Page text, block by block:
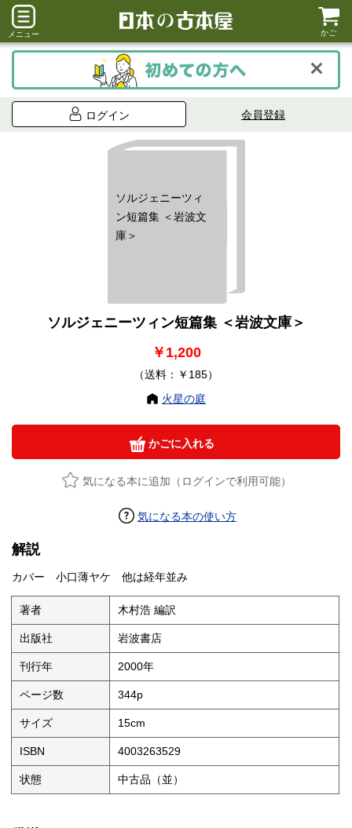
メニュー かご
ログイン 会員登録
ソルジェニーツィ
ン短篇集 ＜岩波文
庫＞
ソルジェニーツィン短篇集 ＜岩波文庫＞
￥1,200
（送料：￥185）
火星の庭
かごに入れる
気になる本に追加（ログインで利用可能）
気になる本の使い方
解説
カバー 小口薄ヤケ 他は経年並み
著者 木村浩 編訳
出版社 岩波書店
刊行年 2000年
ページ数 344p
サイズ 15cm
ISBN 4003263529
状態 中古品（並）